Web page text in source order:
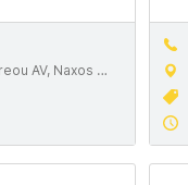
Naxos 843 00